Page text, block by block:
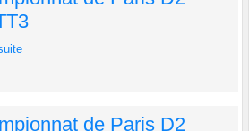
de Paris D2